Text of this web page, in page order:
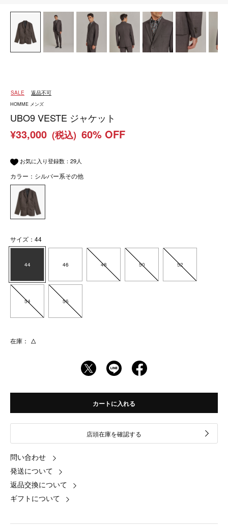
SALE 返品不可
HOMME メンズ
UBO9 VESTE ジャケット
¥33,000 (税込) 60% OFF
お気に入り登録数： 29人
カラー：シルバー系その他
サイズ：44
44 46 48 50 52
54 56
在庫： △
カートに入れる
店頭在庫を確認する
問い合わせ
発送について
返品交換について
ギフトについて